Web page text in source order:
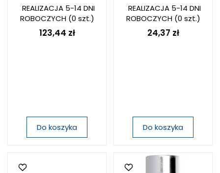
REALIZACJA 5-14 DNI
ROBOCZYCH(0 szt.)
123,44 zł
Do koszyka
REALIZACJA 5-14 DNI
ROBOCZYCH(0 szt.)
24,37 zł
Do koszyka